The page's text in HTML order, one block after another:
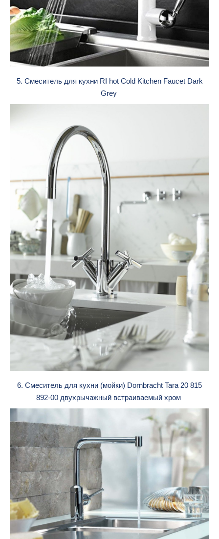
5. Смеситель для кухни RI hot Cold Kitchen Faucet Dark
Grey
6. Смеситель для кухни (мойки) Dornbracht Tara 20 815
892-00 двухрычажный встраиваемый хром